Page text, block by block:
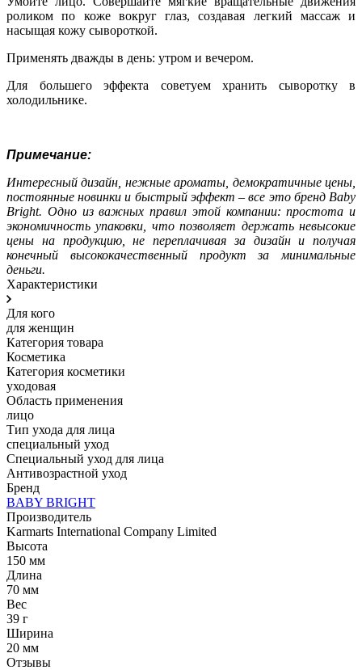
роликом по коже вокруг глаз, создавая легкий массаж и
насыщая кожу сывороткой.
Применять дважды в день: утром и вечером.
Для большего эффекта советуем хранить сыворотку в
холодильнике.
Примечание:
Интересный дизайн, нежные ароматы, демократичные цены,
постоянные новинки и быстрый эффект – все это бренд Baby
Bright. Одно из важных правил этой компании: простота и
экономичность упаковки, что позволяет держать невысокие
цены на продукцию, не переплачивая за дизайн и получая
конечный высококачественный продукт за минимальные
деньги.
Характеристики
Для кого
для женщин
Категория товара
Косметика
Категория косметики
уходовая
Область применения
лицо
Тип ухода для лица
специальный уход
Специальный уход для лица
Антивозрастной уход
Бренд
BABY BRIGHT
Производитель
Karmarts International Company Limited
Высота
150 мм
Длина
70 мм
Вес
39 г
Ширина
20 мм
Отзывы